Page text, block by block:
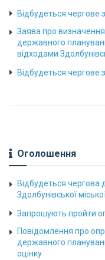
Відбудеться чергове
Заява про
державного
відходами
Відбудеться чергове
Оголошення
Відбудеться чергова
Здолбунівської
Запрошують пройти
Повідомлення про
державного
оцінку